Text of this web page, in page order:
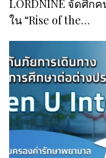
LORDNINE จัดศึก
ใน “Rise of the…